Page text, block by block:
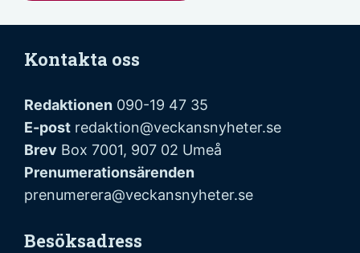
Kontakta oss
Redaktionen 090-19 47 35
E-post redaktion@veckansnyheter.se
Brev Box 7001, 907 02 Umeå
Prenumerationsärenden
prenumerera@veckansnyheter.se
Besöksadress